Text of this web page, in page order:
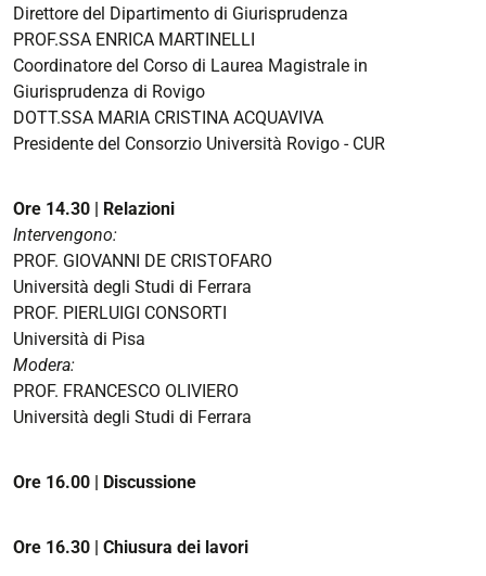
del-
corso-
di-
201centi-
del-
terzo-
organizzazioni-
religiose201d
Lezione
inaugurale
del
Corso
di
“Enti
settore
organizzazioni
Direttore del Dipartimento di Giurisprudenza
PROF.SSA ENRICA MARTINELLI
Coordinatore del Corso di Laurea Magistrale in
Giurisprudenza di Rovigo
DOTT.SSA MARIA CRISTINA ACQUAVIVA
Presidente del Consorzio Università Rovigo - CUR
Ore 14.30 | Relazioni
Intervengono:
PROF. GIOVANNI DE CRISTOFARO
Università degli Studi di Ferrara
PROF. PIERLUIGI CONSORTI
Università di Pisa
Modera:
PROF. FRANCESCO OLIVIERO
Università degli Studi di Ferrara
Ore 16.00 | Discussione
Ore 16.30 | Chiusura dei lavori